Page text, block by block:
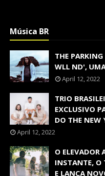
Música BR
THE
WLL ND',
April 12, 2022
TRIO
EXCLUSIVO
DO THE NEW
April 12, 2022
O ELEVADOR
INSTANTE, O
E LANÇA